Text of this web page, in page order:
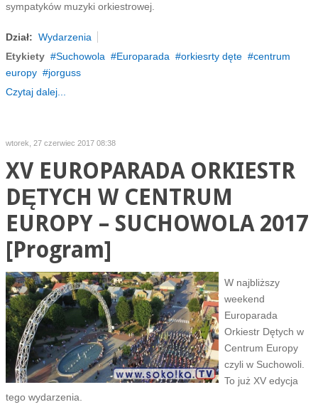
sympatyków muzyki orkiestrowej.
Dział: Wydarzenia
Etykiety
Suchowola Europarada orkiesrty dęte
centrum
europy
jorguss
Czytaj dalej...
wtorek, 27 czerwiec 2017 08:38
XV EUROPARADA ORKIESTR
DĘTYCH W CENTRUM
EUROPY – SUCHOWOLA 2017
[Program]
W najbliższy
weekend
Europarada
Orkiestr Dętych w
Centrum Europy
czyli w Suchowoli.
To już XV edycja
tego wydarzenia.